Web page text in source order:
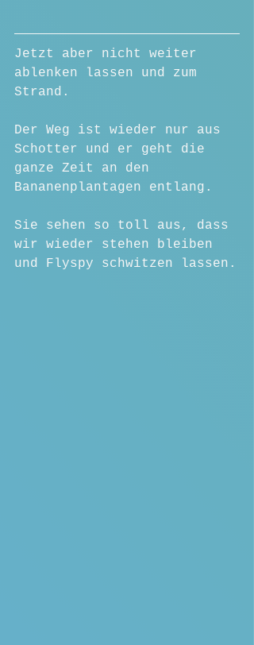
Jetzt aber nicht weiter
ablenken lassen und zum
Strand.
Der Weg ist wieder nur aus
Schotter und er geht die
ganze Zeit an den
Bananenplantagen entlang.
Sie sehen so toll aus, dass
wir wieder stehen bleiben
und Flyspy schwitzen lassen.